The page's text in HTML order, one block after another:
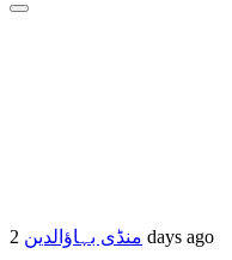
منڈی بہاؤالدین 2 days ago